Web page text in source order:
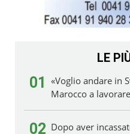
LE
01
«Voglio andare in
Marocco a
02 Dopo aver